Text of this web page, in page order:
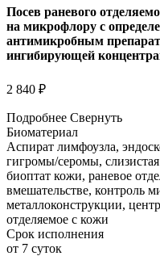
Посев раневого
на микрофлору с
антимикробным
ингибирующей
2 840 ₽
Подробнее Свернуть
Биоматериал
Аспират лимфоузла,
гигромы/серомы,
биоптат кожи, раневое
вмешательстве, контроль
металлоконструкции,
отделяемое с кожи
Срок исполнения
от 7 суток